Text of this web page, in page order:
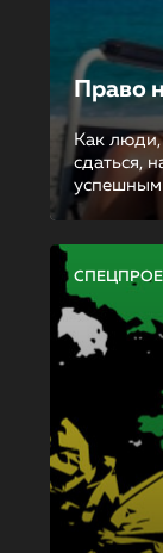
Право
Как люди,
сдаться,